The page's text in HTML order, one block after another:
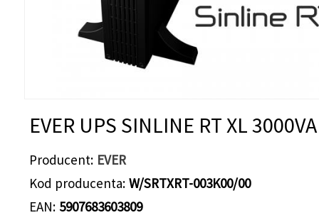
EVER UPS SINLINE RT XL 3000VA
Producent EVER
Kod producenta W/SRTXRT-003K00/00
EAN 5907683603809